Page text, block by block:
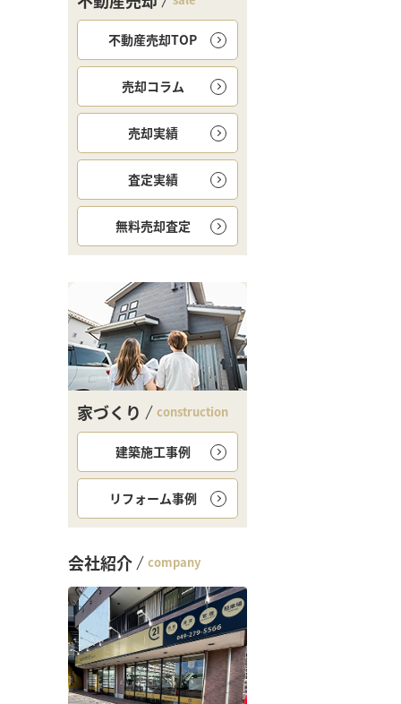
不動産売却TOP
売却コラム
売却実績
査定実績
無料売却査定
家づくり construction
建築施工事例
リフォーム事例
会社紹介 company